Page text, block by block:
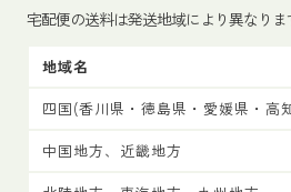
宅配便の送料は発送地域により異なりま
地域名
四国(香川県・徳島県・愛媛県・高
中国地方、近畿地方